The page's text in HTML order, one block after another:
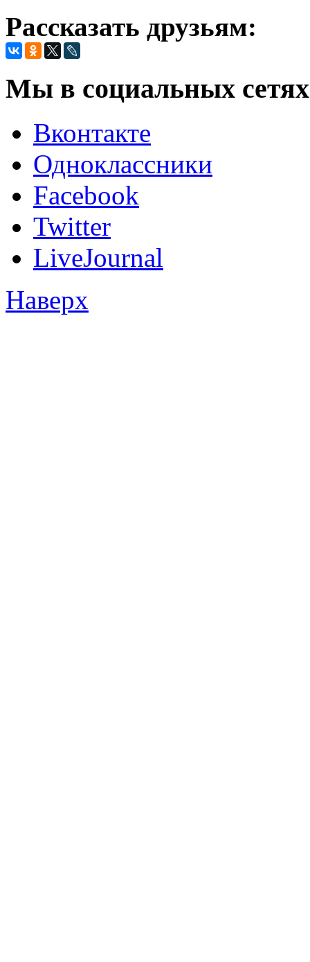
Рассказать друзьям:
Мы в социальных
Вконтакте
Одноклассники
Facebook
Twitter
LiveJournal
Наверх